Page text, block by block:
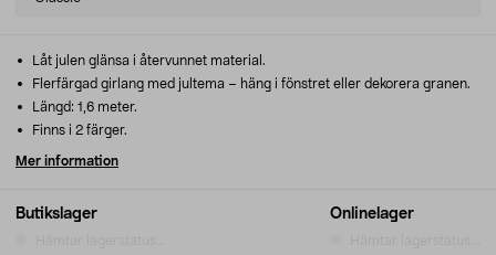
Butikslager Onlinelager
Låt julen glänsa i återvunnet material.
Flerfärgad girlang med jultema – häng i fönstret eller dekorera granen.
Längd: 1,6 meter.
Finns i 2 färger.
Mer information